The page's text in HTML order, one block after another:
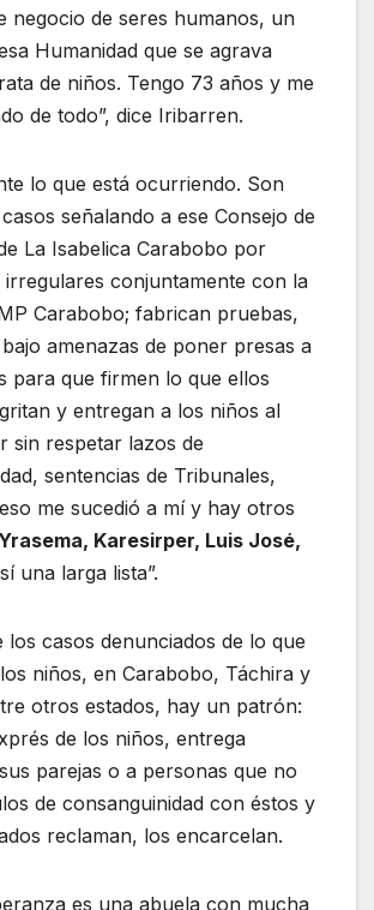
negocio de seres humanos, un
Humanidad que se agrava
de niños. Tengo 73 años y me
de todo”, dice Iribarren.
lo que está ocurriendo. Son
señalando a ese Consejo de
La Isabelica Carabobo por
irregulares conjuntamente con la
Carabobo; fabrican pruebas,
amenazas de poner presas a
para que firmen lo que ellos
y entregan a los niños al
sin respetar lazos de
sentencias de Tribunales,
me sucedió a mí y hay otros
Yrasema, Karesirper, Luis José,
una larga lista”.
los casos denunciados de lo que
niños, en Carabobo, Táchira y
otros estados, hay un patrón:
de los niños, entrega
parejas o a personas que no
de consanguinidad con éstos y
reclaman, los encarcelan.
es una abuela con mucha